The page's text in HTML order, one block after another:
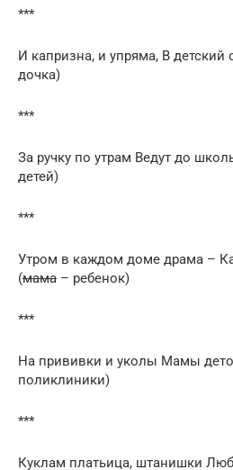
***
И капризна, и упряма, В детский
дочка)
***
За ручку по утрам Ведут до
детей)
***
Утром в каждом доме драма –
(мама – ребенок)
***
На прививки и уколы Мамы
поликлиники)
***
Куклам платьица, штанишки